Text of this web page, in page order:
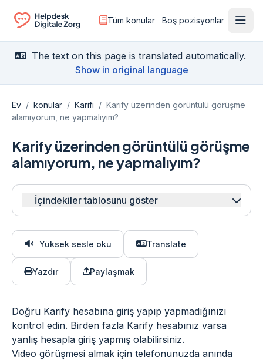
Ga naar de homepagina
Tüm konular Boş pozisyonlar
The text on this page is translated automatically.
Show in original language
Ev / konular / Karifi / Karify üzerinden görüntülü görüşme
alamıyorum, ne yapmalıyım?
Karify üzerinden görüntülü görüşme
alamıyorum, ne yapmalıyım?
İçindekiler tablosunu göster
Yüksek sesle oku Translate
Yazdır Paylaşmak
Doğru Karify hesabına giriş yapıp yapmadığınızı
kontrol edin. Birden fazla Karify hesabınız varsa
yanlış hesapla giriş yapmış olabilirsiniz.
Video görüşmesi almak için telefonunuzda anında